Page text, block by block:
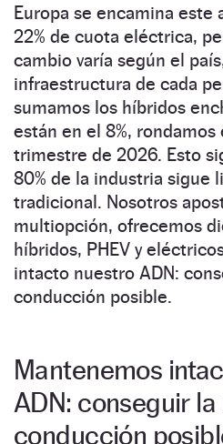
Europa se encamina este
22% de cuota eléctrica,
cambio varía según el
infraestructura de cada
sumamos los híbridos
están en el 8%,
trimestre de 2026. Esto
80% de la industria sigue
tradicional. Nosotros
multiopción, ofrecemos
híbridos, PHEV y
intacto nuestro ADN:
conducción posible.
Mantenemos
ADN: conseguir
conducción